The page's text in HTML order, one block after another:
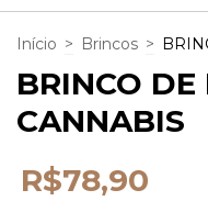
Início > Brincos >
BRINCO
CANNABIS
R$78,90